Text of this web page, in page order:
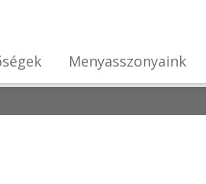
Menyasszonyaink